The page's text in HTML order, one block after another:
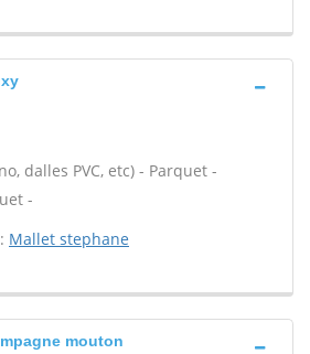
dalles PVC, etc) - Parquet -
-
Mallet stephane
mouton